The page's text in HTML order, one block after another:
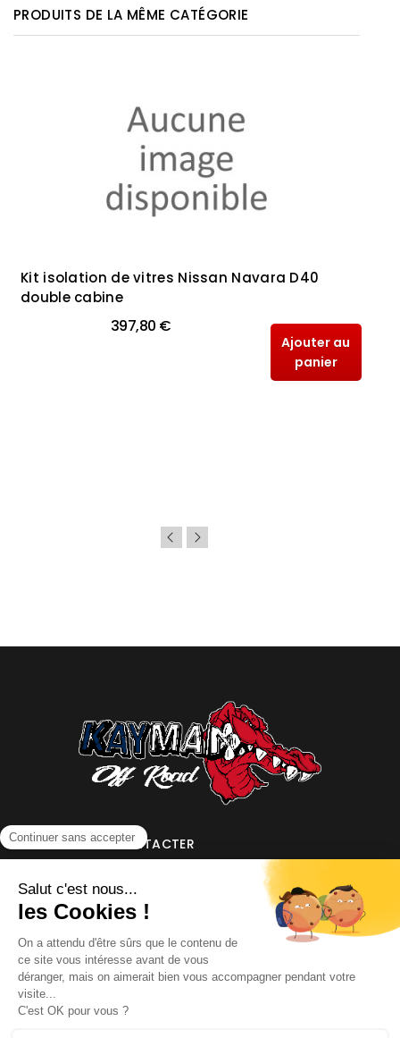
PRODUITS DE LA MÊME CATÉGORIE
Kit isolation de vitres Nissan Navara D40
double cabine
397,80 €
Ajouter au
panier
NOUS CONTACTER
INFORMATIONS
NOS PARTENAIRES
HORAIRES D'OUVERTURE